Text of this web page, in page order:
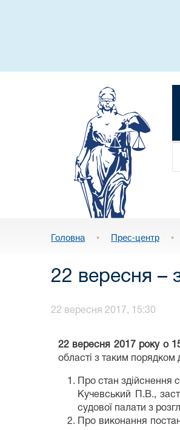
Головна • Прес-центр •
22 вересня –
22 вересня 2017, 15:30
22 вересня 2017 року о
області з таким порядком
Про стан здійснення
Кучевський П.В.,
судової палати з
Про виконання